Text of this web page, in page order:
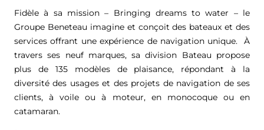
Fidèle à sa mission – Bringing dreams to water – le
Groupe Beneteau imagine et conçoit des bateaux et des
services offrant une expérience de navigation unique. À
travers ses neuf marques, sa division Bateau propose
plus de 135 modèles de plaisance, répondant à la
diversité des usages et des projets de navigation de ses
clients, à voile ou à moteur, en monocoque ou en
catamaran.